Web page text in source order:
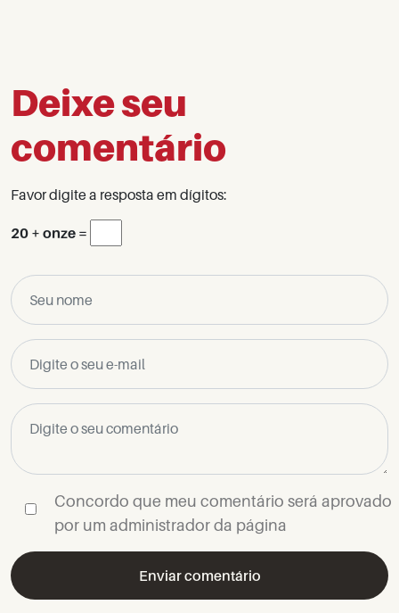
Deixe seu
comentário
Concordo que meu comentário será aprovado
por um administrador da página
Favor digite a resposta em dígitos:
20 + onze =